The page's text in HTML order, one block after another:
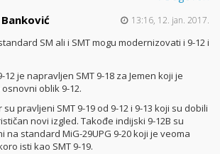
13:16, 12. jan. 2017.
SM ali i SMT mogu modernizovati i 9-12 i
12 je napravljen SMT 9-18 za Jemen koji je
oblik 9-12.
su pravljeni SMT 9-19 od 9-12 i 9-13 koji su dobili
novi izgled. Takođe indijski 9-12B su
na standard MiG-29UPG 9-20 koji je veoma
isti kao SMT 9-19.